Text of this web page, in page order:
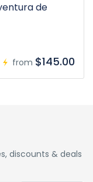
de
from $145.00
discounts & deals